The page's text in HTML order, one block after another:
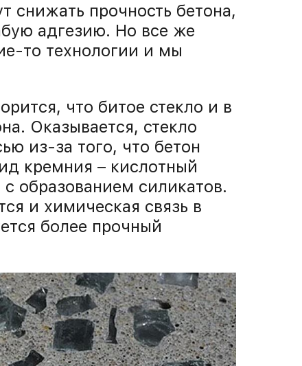
снижать прочность бетона,
адгезию. Но все же
то технологии и мы
что битое стекло и в
Оказывается, стекло
из-за того, что бетон
кремния – кислотный
образованием силикатов.
и химическая связь в
более прочный